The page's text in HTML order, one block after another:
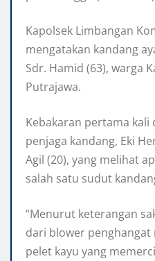
Kapolsek Limbangan
mengatakan kandang
Sdr. Hamid (63), warga
Putrajawa.
Kebakaran pertama
penjaga kandang, Eki
Agil (20), yang melihat
salah satu sudut
“Menurut keterangan
dari blower
pelet kayu yang